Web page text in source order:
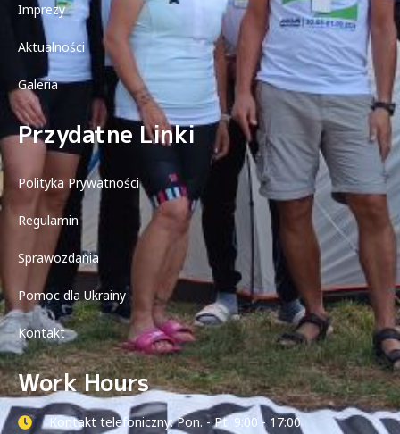
Imprezy
Aktualności
Galeria
Przydatne Linki
Polityka Prywatności
Regulamin
Sprawozdania
Pomoc dla Ukrainy
Kontakt
Work Hours
Kontakt telefoniczny: Pon. - Pt. 9:00 - 17:00